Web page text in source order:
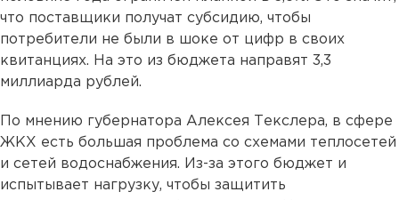
что поставщики получат субсидию, чтобы
потребители не были в шоке от цифр в своих
квитанциях. На это из бюджета направят 3,3
миллиарда рублей.
По мнению губернатора Алексея Текслера, в сфере
ЖКХ есть большая проблема со схемами теплосетей
и сетей водоснабжения. Из-за этого бюджет и
испытывает нагрузку, чтобы защитить